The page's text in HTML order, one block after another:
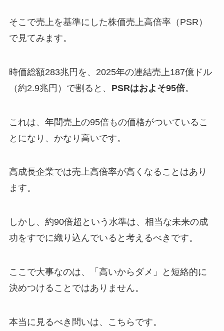
そこで売上を基準にした株価売上高倍率（PSR）
で見てみます。
時価総額283兆円を、2025年の連結売上187億ドル
（約2.9兆円）で割ると、 PSRはおよそ95倍。
これは、年間売上の95倍もの価格がついているこ
とになり、かなり高いです。
高成長企業では売上高倍率が高くなることはあり
ます。
しかし、約90倍超という水準は、相当な未来の成
功をすでに織り込んでいると考えるべきです。
ここで大事なのは、「高いからダメ」と短絡的に
決めつけることではありません。
本当に見るべき問いは、こちらです。